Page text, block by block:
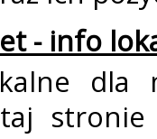
- info
dla